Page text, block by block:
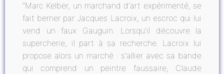
“Marc Kelber, un marchand d'art expérimenté, se
fait berner par Jacques Lacroix, un escroc qui lui
vend un faux Gauguin. Lorsqu'il découvre la
supercherie, il part à sa recherche. Lacroix lui
propose alors un marché : s'allier avec sa bande
qui comprend un peintre faussaire, Claude